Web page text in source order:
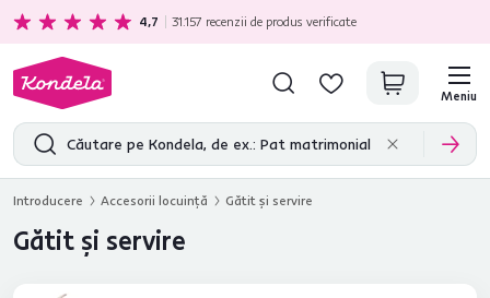
Cadou gratuitpentru fiecare achiziție în valoare de minim 1000 lei.
4,7 31.157 recenzii de produs verificate
Meniu
Introducere Accesorii locuinţă Gătit şi servire
Gătit şi servire